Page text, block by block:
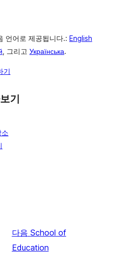
언어로 제공됩니다.: English
, 그리고 Українська.
기
기
다음 School of
Education